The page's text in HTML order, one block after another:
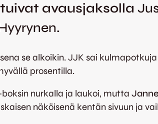
avausjaksolla
.
se alkoikin. JJK sai
prosentilla.
nurkalla ja laukoi, mutta
näköisenä kentän sivuun ja